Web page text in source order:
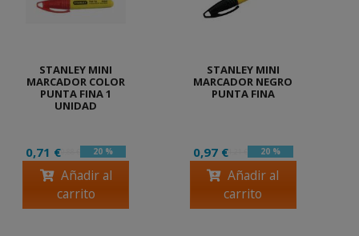
STANLEY MINI
MARCADOR COLOR
PUNTA FINA 1
UNIDAD
0,71 € 20 %
Añadir al
carrito
STANLEY MINI
MARCADOR NEGRO
PUNTA FINA
0,97 €1,21 € 20 %
Añadir al
carrito